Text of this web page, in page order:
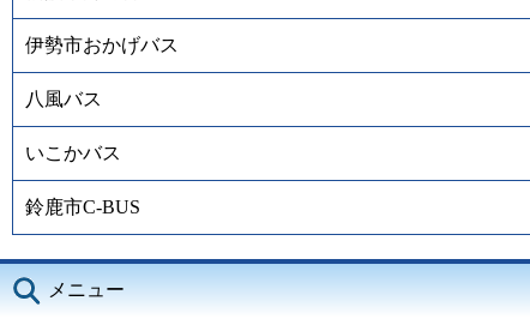
伊勢市おかげバス
八風バス
いこかバス
鈴鹿市C-BUS
メニュー